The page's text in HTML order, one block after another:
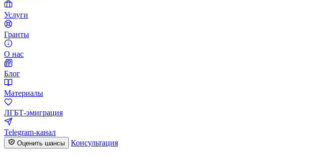
Услуги
Гранты
О нас
Блог
Материалы
ЛГБТ-эмиграция
Telegram-канал
Оценить шансы Консультация